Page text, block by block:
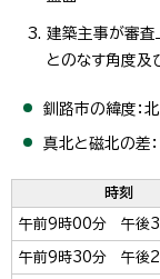
建築主事が審査
とのなす角度及
釧路市の緯度：
真北と磁北の差
時刻
午前9時00分 午後
午前9時30分 午後